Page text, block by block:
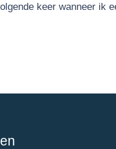
keer wanneer ik